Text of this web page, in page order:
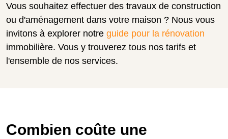
Vous souhaitez effectuer des travaux de construction
ou d'aménagement dans votre maison ? Nous vous
invitons à explorer notre guide pour la rénovation
immobilière. Vous y trouverez tous nos tarifs et
l'ensemble de nos services.
Combien coûte une